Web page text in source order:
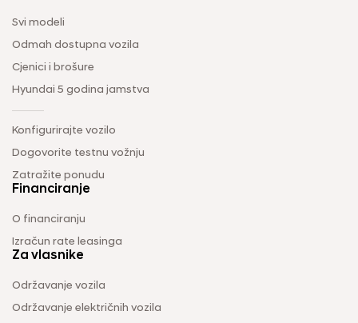
Svi modeli
Odmah dostupna vozila
Cjenici i brošure
Hyundai 5 godina jamstva
Konfigurirajte vozilo
Dogovorite testnu vožnju
Zatražite ponudu
Financiranje
O financiranju
Izračun rate leasinga
Za vlasnike
Održavanje vozila
Održavanje električnih vozila